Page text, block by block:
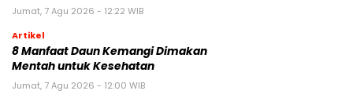
Jumat, 7 Agu 2026 - 12:22 WIB
Artikel
8 Manfaat Daun Kemangi Dimakan
Mentah untuk Kesehatan
Jumat, 7 Agu 2026 - 12:00 WIB